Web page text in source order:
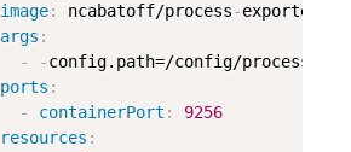
image: ncabatoff/process-exporter
args :
-
-config.path=/config/process
ports :
-
containerPort :
9256
resources :